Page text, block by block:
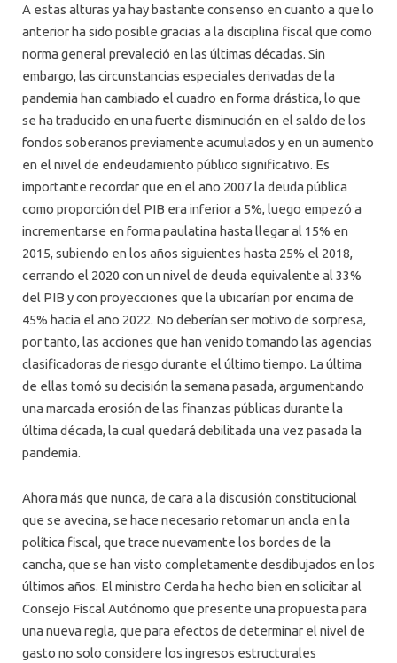
A estas alturas ya hay bastante consenso en cuanto a que lo
anterior ha sido posible gracias a la disciplina fiscal que como
norma general prevaleció en las últimas décadas. Sin
embargo, las circunstancias especiales derivadas de la
pandemia han cambiado el cuadro en forma drástica, lo que
se ha traducido en una fuerte disminución en el saldo de los
fondos soberanos previamente acumulados y en un aumento
en el nivel de endeudamiento público significativo. Es
importante recordar que en el año 2007 la deuda pública
como proporción del PIB era inferior a 5%, luego empezó a
incrementarse en forma paulatina hasta llegar al 15% en
2015, subiendo en los años siguientes hasta 25% el 2018,
cerrando el 2020 con un nivel de deuda equivalente al 33%
del PIB y con proyecciones que la ubicarían por encima de
45% hacia el año 2022. No deberían ser motivo de sorpresa,
por tanto, las acciones que han venido tomando las agencias
clasificadoras de riesgo durante el último tiempo. La última
de ellas tomó su decisión la semana pasada, argumentando
una marcada erosión de las finanzas públicas durante la
última década, la cual quedará debilitada una vez pasada la
pandemia.
Ahora más que nunca, de cara a la discusión constitucional
que se avecina, se hace necesario retomar un ancla en la
política fiscal, que trace nuevamente los bordes de la
cancha, que se han visto completamente desdibujados en los
últimos años. El ministro Cerda ha hecho bien en solicitar al
Consejo Fiscal Autónomo que presente una propuesta para
una nueva regla, que para efectos de determinar el nivel de
gasto no solo considere los ingresos estructurales